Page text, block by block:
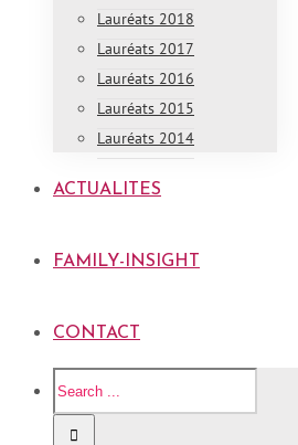
Lauréats 2018
Lauréats 2017
Lauréats 2016
Lauréats 2015
Lauréats 2014
ACTUALITES
FAMILY-INSIGHT
CONTACT